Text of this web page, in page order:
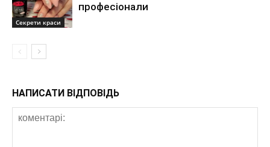
Секрети краси
професіонали
НАПИСАТИ ВІДПОВІДЬ